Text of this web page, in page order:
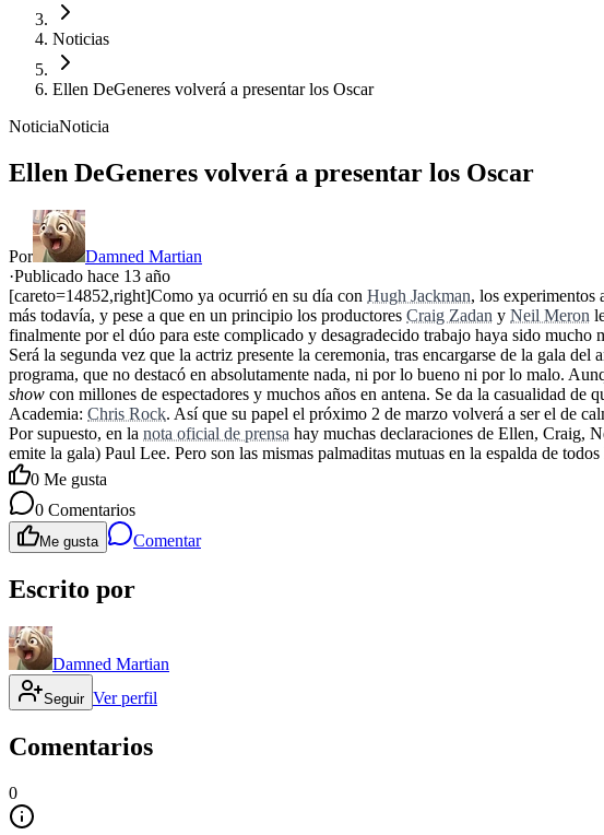
Noticias
Ellen DeGeneres volverá a presentar los Oscar
NoticiaNoticia
Ellen DeGeneres volverá a presentar los Oscar
Por
Damned Martian
·Publicado hace 13 año
[careto=14852,right]Como ya ocurrió en su día con Hugh Jackman, los experimentos
más todavía, y pese a que en un principio los productores Craig Zadan y Neil Meron
finalmente por el dúo para este complicado y desagradecido trabajo haya sido mucho
Será la segunda vez que la actriz presente la ceremonia, tras encargarse de la gala
programa, que no destacó en absolutamente nada, ni por lo bueno ni por lo malo.
show con millones de espectadores y muchos años en antena. Se da la casualidad
Academia: Chris Rock. Así que su papel el próximo 2 de marzo volverá a ser el de
Por supuesto, en la nota oficial de prensa hay muchas declaraciones de Ellen, Craig,
emite la gala) Paul Lee. Pero son las mismas palmaditas mutuas en la espalda de
0 Me gusta
0 Comentarios
Me gusta Comentar
Escrito por
Damned Martian
Seguir Ver perfil
Comentarios
0